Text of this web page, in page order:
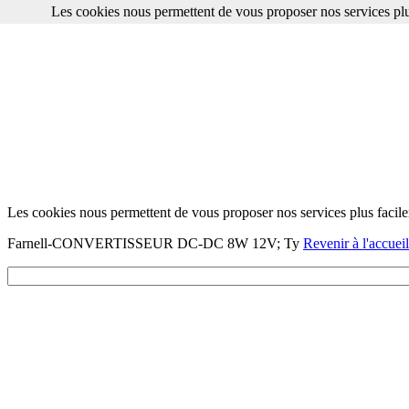
Les cookies nous permettent de vous proposer nos services plus
Farnell-CONVERTISSEUR DC-DC 8W 12V; Ty Revenir à l'accueil
Les cookies nous permettent de vous proposer nos services